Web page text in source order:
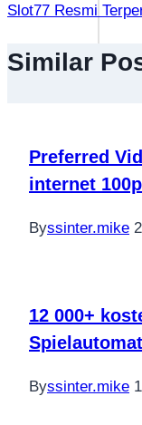
สิ
Slot77 Resmi
Similar
Preferred
internet
Byssinter.mike
12 000+
Byssinter.mike